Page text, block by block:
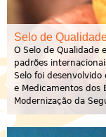
Selo de
O Selo de Qualidade
padrões
Selo foi
e Medicamentos dos
Modernização da